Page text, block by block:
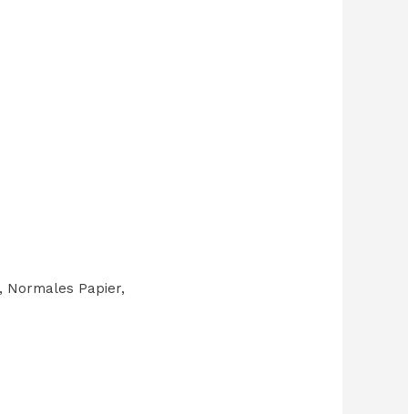
Normales Papier,